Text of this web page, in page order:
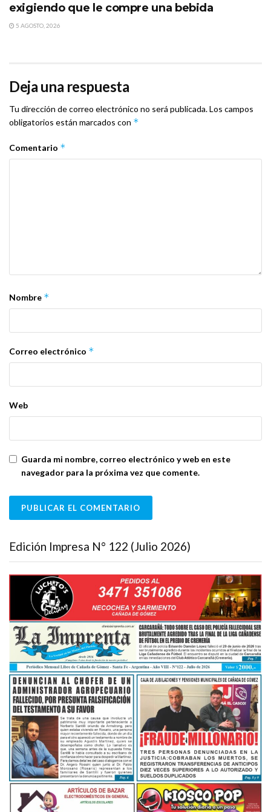
exigiendo que le compre una bebida
5 AGOSTO, 2026
Deja una respuesta
Tu dirección de correo electrónico no será publicada.Los campos
obligatorios están marcados con *
Comentario *
Nombre *
Correo electrónico *
Web
Guarda mi nombre, correo electrónico y web en este
navegador para la próxima vez que comente.
Edición Impresa N° 122 (Julio 2026)